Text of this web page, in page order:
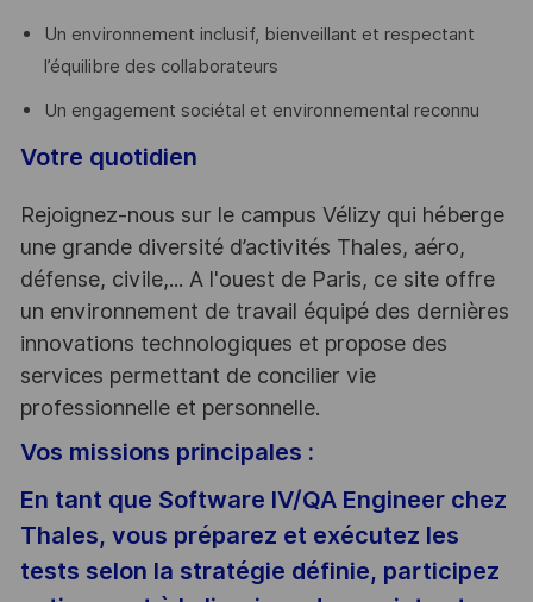
Un environnement inclusif, bienveillant et respectant
l’équilibre des collaborateurs
Un engagement sociétal et environnemental reconnu
Votre quotidien
Rejoignez-nous sur le campus Vélizy qui héberge
une grande diversité d’activités Thales, aéro,
défense, civile,... A l'ouest de Paris, ce site offre
un environnement de travail équipé des dernières
innovations technologiques et propose des
services permettant de concilier vie
professionnelle et personnelle.
Vos missions principales :
En tant que Software IV/QA Engineer chez
Thales, vous préparez et exécutez les
tests selon la stratégie définie, participez